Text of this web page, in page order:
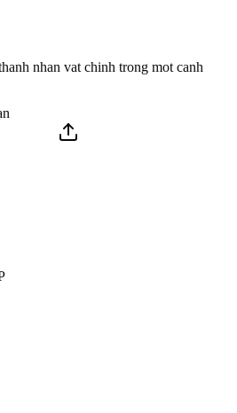
nhan vat chinh trong mot canh